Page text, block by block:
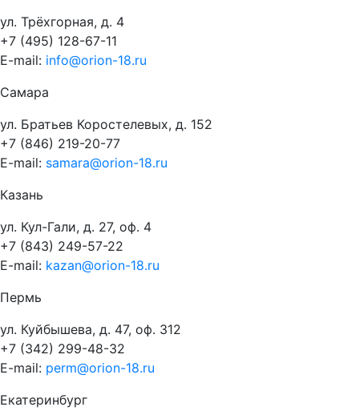
ул. Трёхгорная, д. 4
+7 (495) 128-67-11
E-mail: info@orion-18.ru
Самара
ул. Братьев Коростелевых, д. 152
+7 (846) 219-20-77
E-mail: samara@orion-18.ru
Казань
ул. Кул-Гали, д. 27, оф. 4
+7 (843) 249-57-22
E-mail: kazan@orion-18.ru
Пермь
ул. Куйбышева, д. 47, оф. 312
+7 (342) 299-48-32
E-mail: perm@orion-18.ru
Екатеринбург